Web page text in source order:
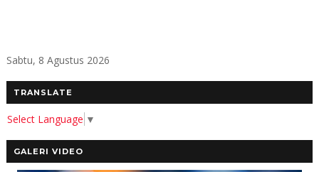
Sabtu, 8 Agustus 2026
TRANSLATE
Select Language ▼
GALERI VIDEO